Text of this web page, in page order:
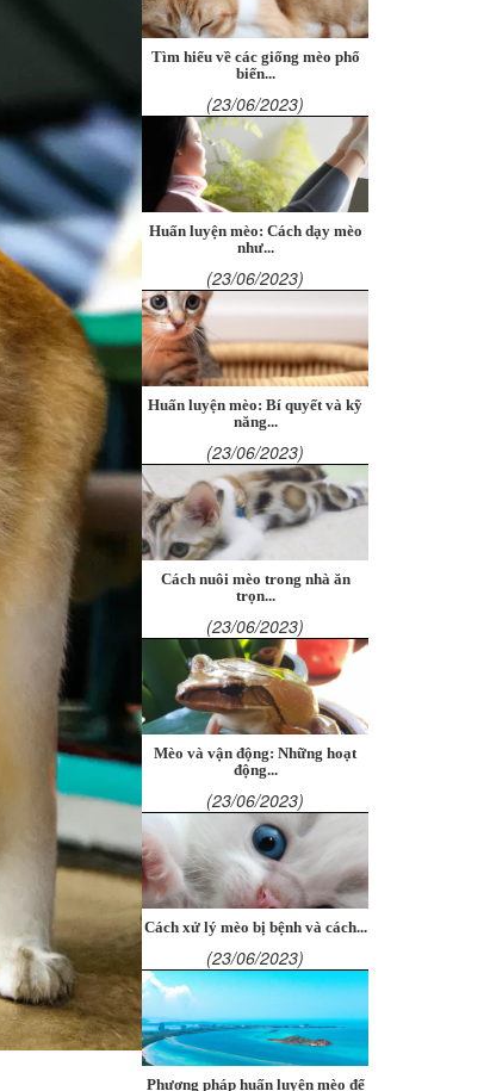
Tìm hiểu về các giống mèo phổ
biến...
(23/06/2023)
Huấn luyện mèo: Cách dạy mèo
như...
(23/06/2023)
Huấn luyện mèo: Bí quyết và kỹ
năng...
(23/06/2023)
Cách nuôi mèo trong nhà ăn
trọn...
(23/06/2023)
Mèo và vận động: Những hoạt
động...
(23/06/2023)
Cách xử lý mèo bị bệnh và cách...
(23/06/2023)
Phương pháp huấn luyện mèo để